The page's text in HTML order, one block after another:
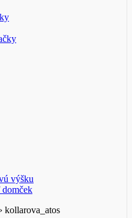
výšku
› kollarova_atos